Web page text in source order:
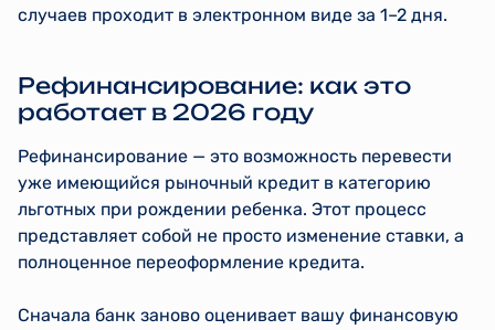
случаев проходит в электронном виде за 1–2 дня.
Рефинансирование: как это
работает в 2026 году
Рефинансирование — это возможность перевести
уже имеющийся рыночный кредит в категорию
льготных при рождении ребенка. Этот процесс
представляет собой не просто изменение ставки, а
полноценное переоформление кредита.
Сначала банк заново оценивает вашу финансовую